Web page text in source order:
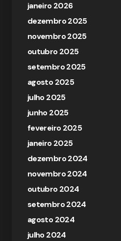
janeiro 2026
dezembro 2025
novembro 2025
outubro 2025
setembro 2025
agosto 2025
julho 2025
junho 2025
fevereiro 2025
janeiro 2025
dezembro 2024
novembro 2024
outubro 2024
setembro 2024
agosto 2024
julho 2024